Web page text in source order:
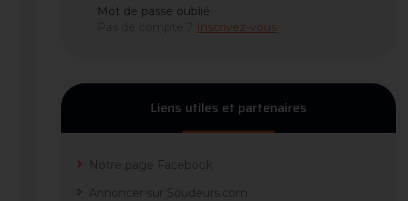
Mot de passe oublié
Inscrivez-vous
Liens utiles et partenaires
Notre page Facebook
Annoncer sur Soudeurs.com